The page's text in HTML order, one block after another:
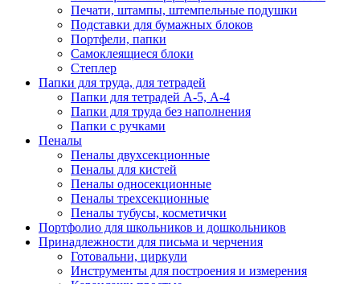
Печати, штампы, штемпельные подушки
Подставки для бумажных блоков
Портфели, папки
Самоклеящиеся блоки
Степлер
Папки для труда, для тетрадей
Папки для тетрадей А-5, А-4
Папки для труда без наполнения
Папки с ручками
Пеналы
Пеналы двухсекционные
Пеналы для кистей
Пеналы односекционные
Пеналы трехсекционные
Пеналы тубусы, косметички
Портфолио для школьников и дошкольников
Принадлежности для письма и черчения
Готовальни, циркули
Инструменты для построения и измерения